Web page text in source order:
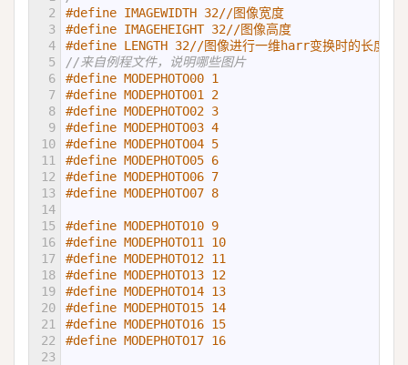
2
3
4
5
6
7
8
9
10
11
12
13
14
15
16
17
18
19
20
21
22
23
#define IMAGEWIDTH 32//图像宽度
#define IMAGEHEIGHT 32//图像高度
#define LENGTH 32//图像进行一维harr变换时的长度，
//来自例程文件，说明哪些图片
#define MODEPHOTO00 1
#define MODEPHOTO01 2
#define MODEPHOTO02 3
#define MODEPHOTO03 4
#define MODEPHOTO04 5
#define MODEPHOTO05 6
#define MODEPHOTO06 7
#define MODEPHOTO07 8
#define MODEPHOTO10 9
#define MODEPHOTO11 10
#define MODEPHOTO12 11
#define MODEPHOTO13 12
#define MODEPHOTO14 13
#define MODEPHOTO15 14
#define MODEPHOTO16 15
#define MODEPHOTO17 16